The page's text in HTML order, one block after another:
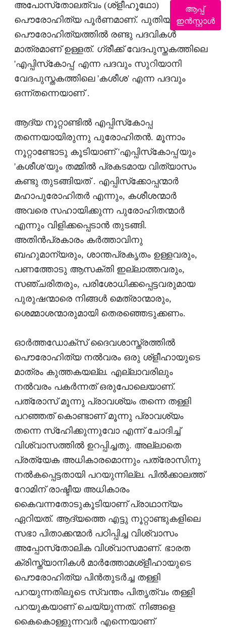
അപോസ്‌തോലത്വം (ശ്‌ളീഹൂഥോ)
പൌരോഹിത്യ പൂര്‍ണമാണ്. പുതിയ നിയമ
പൌരോഹിത്യത്തില്‍ രണ്ടു പദവികള്‍
മാത്രമാണ് ഉള്ളത്. ഗ്രീക്ക് വേദപുസ്തകത്തിലെ
'എപ്പിസ്‌കോപ്പ' എന്ന പദവും സുറിയാനി
വേദപുസ്തകത്തിലെ 'കശീശ' എന്ന പദവും
ഒന്ന്തന്നെയാണ് .
ആദ്യ നൂറ്റാണ്ടില്‍ എപ്പിസ്‌കോപ്പ
തന്നെയായിരുന്നു പുരോഹിതന്‍. മൂന്നാം
നൂറ്റാണ്ടോടു കൂടിയാണ് 'എപ്പിസ്‌കോപ്പ'യും
'കശീശ'യും തമ്മില്‍ പ്രകടമായ വിത്യാസം
കണ്ടു തുടങ്ങിയത് . എപ്പിസ്‌ക്കോപ്പന്മാര്‍
മഹാപുരോഹിതര്‍ എന്നും, കശീശന്മാര്‍
അവരെ സഹായിക്കുന്ന പുരോഹിതന്മാര്‍
എന്നും വിളിക്കപ്പെടാന്‍ തുടങ്ങി.
അതിന്‍പ്രകാരം കര്‍ത്താവിനു
ബഹുമാന്യരും, ശാന്തപ്രകൃതം ഉള്ളവരും,
പണത്തോടു ആസക്തി ഇല്ലാത്തവരും,
സഞ്ചരിതരും, പരിശോധിക്കപ്പെട്ടവരുമായ
പുരുഷന്മാരെ നിങ്ങള്‍ മെത്രാന്മാരും,
ശെമ്മാശന്മാരുമായി തെരഞ്ഞെടുക്കണം.
ഓര്‍ത്തഡോക്‌സ് ദൈവശാസ്ത്രത്തില്‍
പൌരോഹിത്യ നല്‍വരം ഒരു ശ്‌ളീഹായുടെ
മാത്രം കുത്തകയല്ല. എല്ലാവരിലും
നല്‍വരം പകര്‍ന്നത് ഒരുപോലെയാണ്.
പത്രോസ് മൂന്നു പ്രാവശ്യം തന്നെ തള്ളി
പറഞ്ഞത് കൊണ്ടാണ് മൂന്നു പ്രാവശ്യം
തന്നെ സ്ഹിേക്കുന്നുവോ എന്ന് ചോദിച്ച്
വിശ്വാസത്തില്‍ ഉറപ്പിച്ചതു. അല്ലാതെ
പ്രത്യേക അധികാരമൊന്നും പത്രോസിനു
നല്‍കപ്പെട്ടതായി പറയുന്നില്ല. പില്‍ക്കാലത്ത്
റോമിന് രാഷ്ടീയ അധികാരം
കൈവന്നതോടുകൂടിയാണ് പ്രാഥാന്യം
ഏറിയത്. ആദ്യത്തെ എട്ടു നൂറ്റാണ്ടുകളിലെ
സഭാ പിതാക്കന്മാര്‍ പഠിപ്പിച്ച വിശ്വാസം
അപ്പോസ്‌തോലിക വിശ്വാസമാണ്. ഭാരത
ക്രിസ്ത്യാനികള്‍ മാര്‍ത്തോമശ്‌ളീഹായുടെ
പൌരോഹിത്യ പിന്‍തുടര്‍ച്ച തള്ളി
പറയുന്നതിലൂടെ സ്വന്തം പിതൃത്വം തള്ളി
പറയുകയാണ് ചെയ്യുന്നത്. നിങ്ങളെ
കൈകൊള്ളുന്നവര്‍ എന്നെയാണ്
ആപ്പ്
ഇൻസ്റ്റാൾ